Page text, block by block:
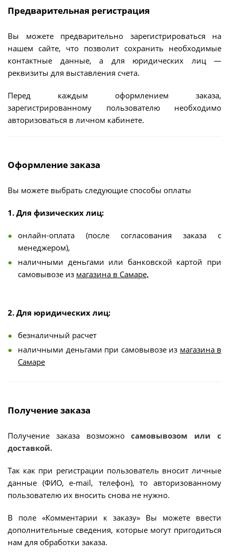
Предварительная регистрация
Вы можете предварительно зарегистрироваться на
нашем сайте, что позволит сохранить необходимые
контактные данные, а для юридических лиц —
реквизиты для выставления счета.
Перед каждым оформлением заказа,
зарегистрированному пользователю необходимо
авторизоваться в личном кабинете.
Оформление заказа
Вы можете выбрать следующие способы оплаты
1. Для физических лиц:
онлайн-оплата (после согласования заказа с
менеджером),
наличными деньгами или банковской картой при
самовывозе из магазина в Самаре,
2. Для юридических лиц:
безналичный расчет
наличными деньгами при самовывозе из магазина в
Самаре
Получение заказа
Получение заказа возможносамовывозом или с
доставкой.
Так как при регистрации пользователь вносит личные
данные (ФИО, e-mail, телефон), то авторизованному
пользователю их вносить снова не нужно.
В поле «Комментарии к заказу» Вы можете ввести
дополнительные сведения, которые могут пригодиться
нам для обработки заказа.